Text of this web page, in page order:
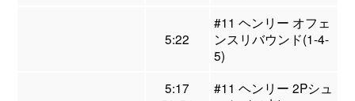
5:22
#11 ヘンリー オフェ
ンスリバウンド(1-4-
5)
5:17
#11 ヘンリー 2Pシュ